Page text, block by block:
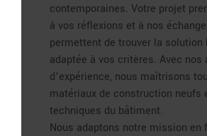
contemporaines. Votre projet
à vos réflexions et à nos
permettent de trouver la solution
adaptée à vos critères. Avec nos
d’expérience, nous maîtrisons
matériaux de construction neufs
techniques du bâtiment.
Nous adaptons notre mission en